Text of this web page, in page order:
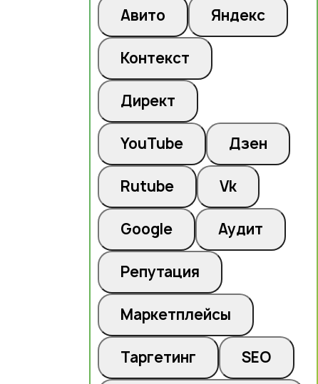
Авито Яндекс
Контекст
Директ
YouTube Дзен
Rutube Vk
Google Аудит
Репутация
Маркетплейсы
Таргетинг SEO